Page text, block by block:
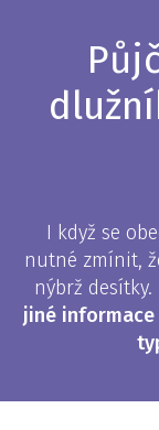
I když se
nutné zmínit,
nýbrž
jiné